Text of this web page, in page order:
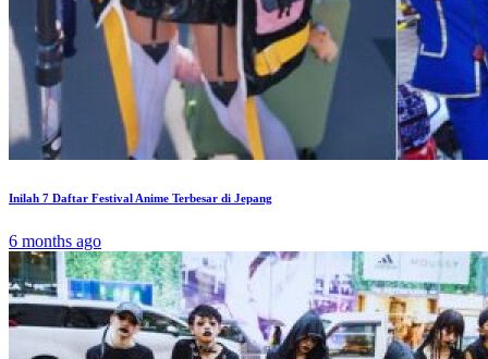
Inilah 7 Daftar Festival Anime Terbesar di Jepang
6 months ago